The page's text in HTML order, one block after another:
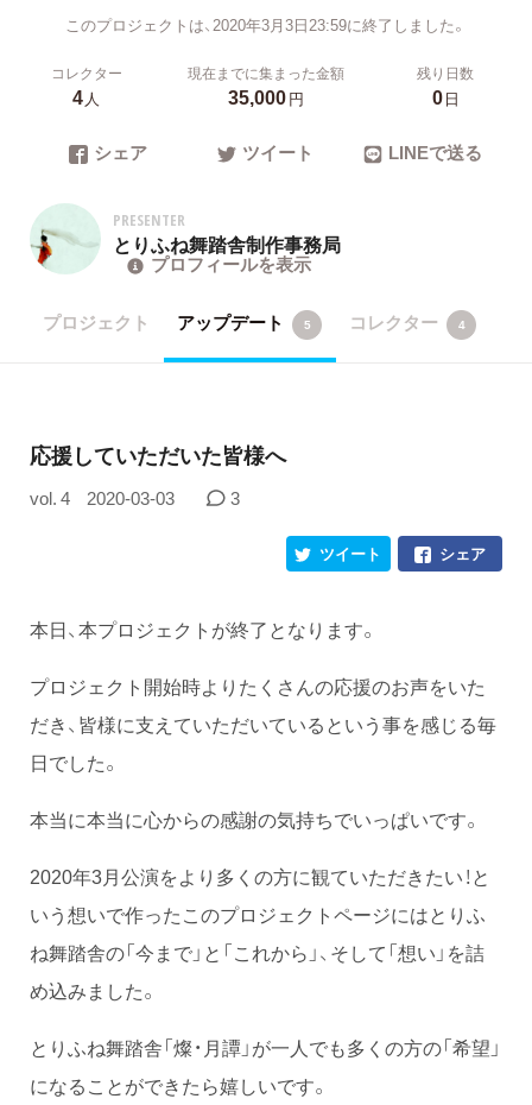
このプロジェクトは、2020年3月3日23:59に終了しました。
コレクター
4人
現在までに集まった金額
35,000円
残り日数
0日
シェア ツイート LINEで送る
PRESENTER
とりふね舞踏舎制作事務局
プロフィールを表示
プロジェクト アップデート 5 コレクター 4
応援していただいた皆様へ
vol. 4 2020-03-03 3
シェア
ツイート
本日、本プロジェクトが終了となります。
プロジェクト開始時よりたくさんの応援のお声をいた
だき、皆様に支えていただいているという事を感じる毎
日でした。
本当に本当に心からの感謝の気持ちでいっぱいです。
2020年3月公演をより多くの方に観ていただきたい！と
いう想いで作ったこのプロジェクトページにはとりふ
ね舞踏舎の「今まで」と「これから」、そして「想い」を詰
め込みました。
とりふね舞踏舎「燦・月譚」が一人でも多くの方の「希望」
になることができたら嬉しいです。